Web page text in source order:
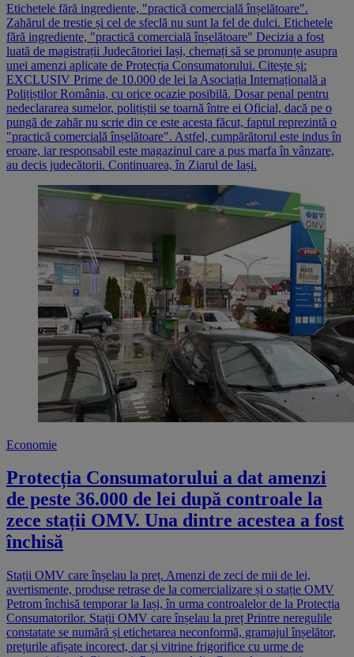
Etichetele fără ingrediente, "practică comercială înșelătoare".
Zahărul de trestie și cel de sfeclă nu sunt la fel de dulci. Etichetele
fără ingrediente, "practică comercială înșelătoare" Decizia a fost
luată de magistrații Judecătoriei Iași, chemați să se pronunțe asupra
unei amenzi aplicate de Protecția Consumatorului. Citește și:
EXCLUSIV Prime de 10.000 de lei la Asociația Internațională a
Polițiștilor România, cu orice ocazie posibilă. Dosar penal pentru
nedeclararea sumelor, polițiștii se toarnă între ei Oficial, dacă pe o
pungă de zahăr nu scrie din ce este acesta făcut, faptul reprezintă o
"practică comercială înșelătoare". Astfel, cumpărătorul este indus în
eroare, iar responsabil este magazinul care a pus marfa în vânzare,
au decis judecătorii. Continuarea, în Ziarul de Iași.
Economie
Protecția Consumatorului a dat amenzi
de peste 36.000 de lei după controale la
zece stații OMV. Una dintre acestea a fost
închisă
Stații OMV care înșelau la preț. Amenzi de zeci de mii de lei,
avertismente, produse retrase de la comercializare și o stație OMV
Petrom închisă temporar la Iași, în urma controalelor de la Protecția
Consumatorilor. Stații OMV care înșelau la preț Printre neregulile
constatate se numără și etichetarea neconformă, gramajul înșelător,
prețurile afișate incorect, dar și vitrine frigorifice cu urme de